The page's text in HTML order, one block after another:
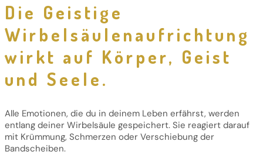
Die Geistige
Wirbelsäulenaufrichtung
wirkt auf Körper, Geist
und Seele.
Alle Emotionen, die du in deinem Leben erfährst, werden
entlang deiner Wirbelsäule gespeichert. Sie reagiert darauf
mit Krümmung, Schmerzen oder Verschiebung der
Bandscheiben.